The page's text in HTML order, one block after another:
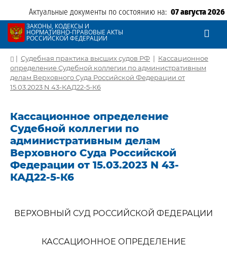
Актуальные документы по состоянию на: 07 августа 2026
ЗАКОНЫ, КОДЕКСЫ И
НОРМАТИВНО-ПРАВОВЫЕ АКТЫ
РОССИЙСКОЙ ФЕДЕРАЦИИ
| Судебная практика высших судов РФ | Кассационное
определение Судебной коллегии по административным
делам Верховного Суда Российской Федерации от
15.03.2023 N 43-КАД22-5-К6
Кассационное определение
Судебной коллегии по
административным делам
Верховного Суда Российской
Федерации от 15.03.2023 N 43-
КАД22-5-К6
ВЕРХОВНЫЙ СУД РОССИЙСКОЙ ФЕДЕРАЦИИ
КАССАЦИОННОЕ ОПРЕДЕЛЕНИЕ